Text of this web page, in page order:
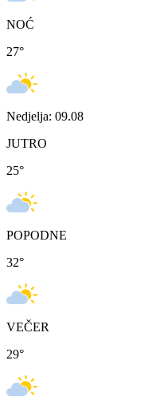
NOĆ
27°
Nedjelja: 09.08
JUTRO
25°
POPODNE
32°
VEČER
29°